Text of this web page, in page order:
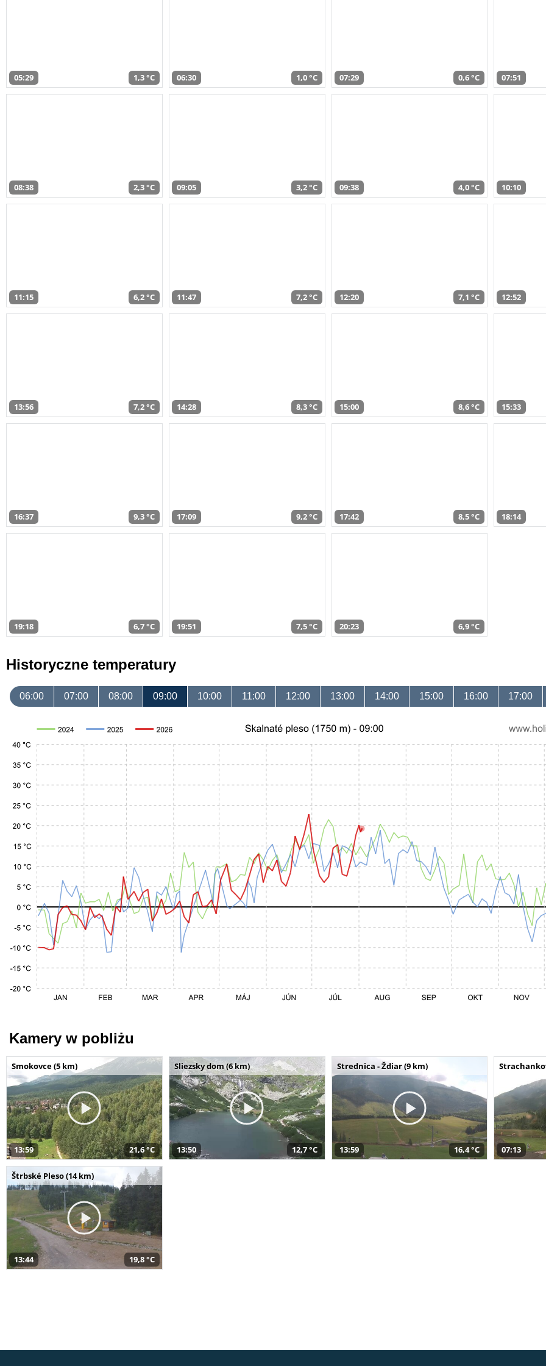
05:29 1,3 °C 06:30 1,0 °C 07:29 0,6 °C 07:51
08:38 2,3 °C 09:05 3,2 °C 09:38 4,0 °C 10:10
11:15 6,2 °C 11:47 7,2 °C 12:20 7,1 °C 12:52
13:56 7,2 °C 14:28 8,3 °C 15:00 8,6 °C 15:33
16:37 9,3 °C 17:09 9,2 °C 17:42 8,5 °C 18:14
19:18 6,7 °C 19:51 7,5 °C 20:23 6,9 °C
Historyczne temperatury
06:00 07:00 08:00 09:00 10:00 11:00 12:00 13:00 14:00 15:00 16:00 17:00
Kamery w pobliżu
Smokovce (5 km)
13:59 21,6 °C
Sliezsky dom (6 km)
13:50 12,7 °C
Strednica - Ždiar (9 km)
13:59 16,4 °C 07:13
Štrbské Pleso (14 km)
13:44 19,8 °C